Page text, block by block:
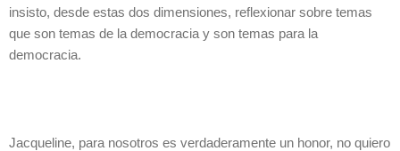
insisto, desde estas dos dimensiones, reflexionar sobre temas
que son temas de la democracia y son temas para la
democracia.
Jacqueline, para nosotros es verdaderamente un honor, no quiero